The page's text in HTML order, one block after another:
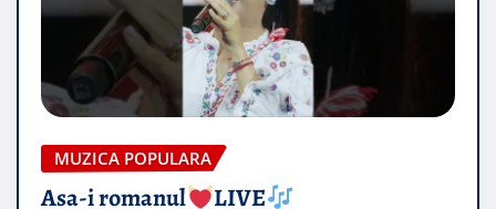
MUZICA POPULARA
Asa-i romanul LIVE